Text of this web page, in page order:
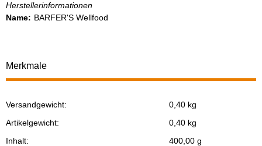
Herstellerinformationen
Name: BARFER'S Wellfood
Merkmale
Produkteigenschaft
Wert
Versandgewicht:
0,40 kg
Artikelgewicht:
0,40 kg
Inhalt:
400,00 g